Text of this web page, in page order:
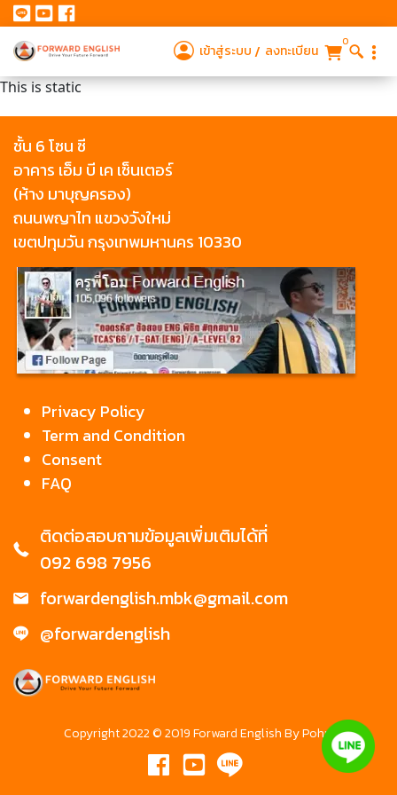
เข้าสู่ระบบ ลงทะเบียน
0
This is static
ชั้น 6 โซน ซี
อาคาร เอ็ม บี เค เซ็นเตอร์
(ห้าง มาบุญครอง)
ถนนพญาไท แขวงวังใหม่
เขตปทุมวัน กรุงเทพมหานคร 10330
Privacy Policy
Term and Condition
Consent
FAQ
ติดต่อสอบถามข้อมูลเพิ่มเติมได้ที่
092 698 7956
forwardenglish.mbk@gmail.com
@forwardenglish
Copyright 2022 © 2019 Forward English By Pohm